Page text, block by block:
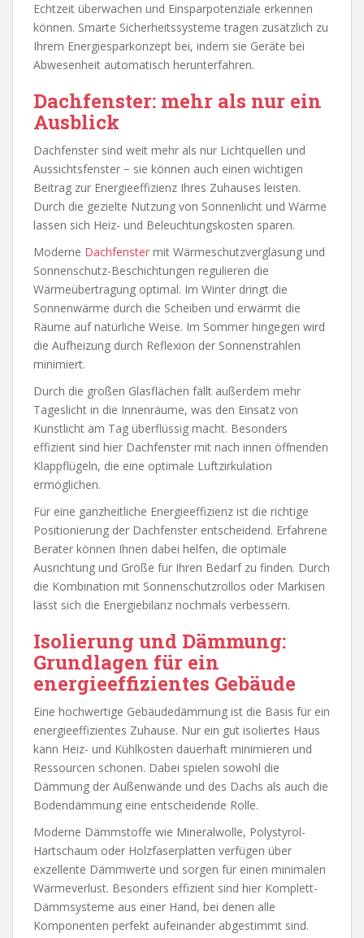
Echtzeit überwachen und Einsparpotenziale erkennen
können. Smarte Sicherheitssysteme tragen zusätzlich zu
Ihrem Energiesparkonzept bei, indem sie Geräte bei
Abwesenheit automatisch herunterfahren.
Dachfenster: mehr als nur ein
Ausblick
Dachfenster sind weit mehr als nur Lichtquellen und
Aussichtsfenster − sie können auch einen wichtigen
Beitrag zur Energieeffizienz Ihres Zuhauses leisten.
Durch die gezielte Nutzung von Sonnenlicht und Wärme
lassen sich Heiz- und Beleuchtungskosten sparen.
Moderne Dachfenster mit Wärmeschutzverglasung und
Sonnenschutz-Beschichtungen regulieren die
Wärmeübertragung optimal. Im Winter dringt die
Sonnenwärme durch die Scheiben und erwärmt die
Räume auf natürliche Weise. Im Sommer hingegen wird
die Aufheizung durch Reflexion der Sonnenstrahlen
minimiert.
Durch die großen Glasflächen fällt außerdem mehr
Tageslicht in die Innenräume, was den Einsatz von
Kunstlicht am Tag überflüssig macht. Besonders
effizient sind hier Dachfenster mit nach innen öffnenden
Klappflügeln, die eine optimale Luftzirkulation
ermöglichen.
Für eine ganzheitliche Energieeffizienz ist die richtige
Positionierung der Dachfenster entscheidend. Erfahrene
Berater können Ihnen dabei helfen, die optimale
Ausrichtung und Größe für Ihren Bedarf zu finden. Durch
die Kombination mit Sonnenschutzrollos oder Markisen
lässt sich die Energiebilanz nochmals verbessern.
Isolierung und Dämmung:
Grundlagen für ein
energieeffizientes Gebäude
Eine hochwertige Gebäudedämmung ist die Basis für ein
energieeffizientes Zuhause. Nur ein gut isoliertes Haus
kann Heiz- und Kühlkosten dauerhaft minimieren und
Ressourcen schonen. Dabei spielen sowohl die
Dämmung der Außenwände und des Dachs als auch die
Bodendämmung eine entscheidende Rolle.
Moderne Dämmstoffe wie Mineralwolle, Polystyrol-
Hartschaum oder Holzfaserplatten verfügen über
exzellente Dämmwerte und sorgen für einen minimalen
Wärmeverlust. Besonders effizient sind hier Komplett-
Dämmsysteme aus einer Hand, bei denen alle
Komponenten perfekt aufeinander abgestimmt sind.